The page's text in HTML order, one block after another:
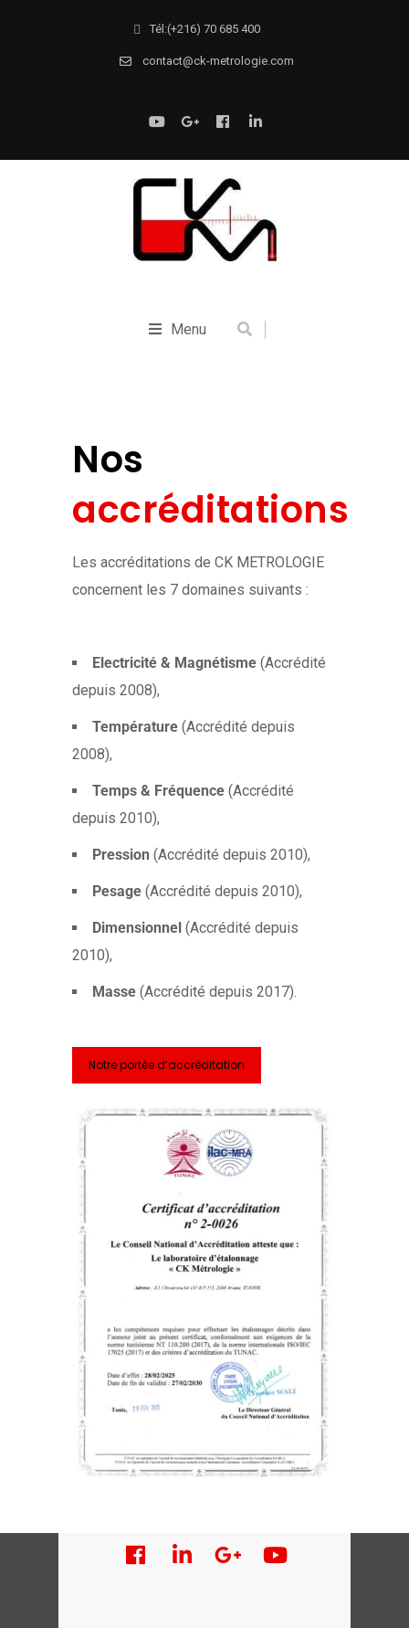
Tél:(+216) 70 685 400
contact@ck-metrologie.com
Menu
Nos
accréditations
Les accréditations de CK METROLOGIE
concernent les 7 domaines suivants :
Electricité & Magnétisme (Accrédité
depuis 2008),
Température (Accrédité depuis
2008),
Temps & Fréquence (Accrédité
depuis 2010),
Pression (Accrédité depuis 2010),
Pesage (Accrédité depuis 2010),
Dimensionnel (Accrédité depuis
2010),
Masse (Accrédité depuis 2017).
Notre portée d’accréditation